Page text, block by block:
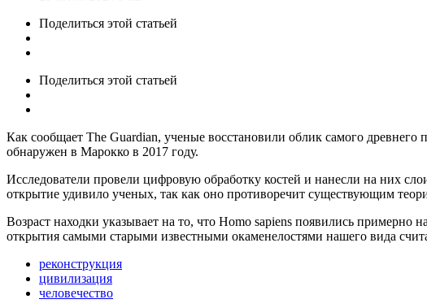
Поделиться этой статьей
Поделиться этой статьей
Как сообщает The Guardian, ученые восстановили облик самого
обнаружен в Марокко в 2017 году.
Исследователи провели цифровую обработку костей и нанесли на них
открытие удивило ученых, так как оно противоречит существующим
Возраст находки указывает на то, что Homo sapiens появились
открытия самыми старыми известными окаменелостями нашего вида
реконструкция
цивилизация
человечество